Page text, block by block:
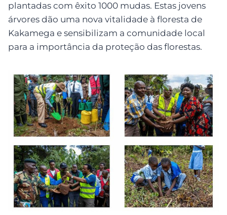
plantadas com êxito 1000 mudas. Estas jovens
árvores dão uma nova vitalidade à floresta de
Kakamega e sensibilizam a comunidade local
para a importância da proteção das florestas.